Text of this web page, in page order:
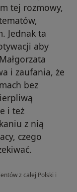
tej rozmowy,
Jednak ta
aby
i zaufania, że
bez
i też
z nią
czego
z całej Polski i